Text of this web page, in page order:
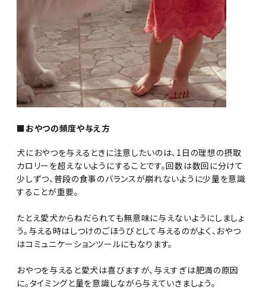
■おやつの頻度や与え方
犬におやつを与えるときに注意したいのは、1日の理想の摂取
カロリーを超えないようにすることです。回数は数回に分けて
少しずつ、普段の食事のバランスが崩れないように少量を意識
することが重要。
たとえ愛犬からねだられても無意味に与えないようにしましょ
う。与える時はしつけのごほうびとして与えるのがよく、おやつ
はコミュニケーションツールにもなります。
おやつを与えると愛犬は喜びますが、与えすぎは肥満の原因
に。タイミングと量を意識しながら与えていきましょう。